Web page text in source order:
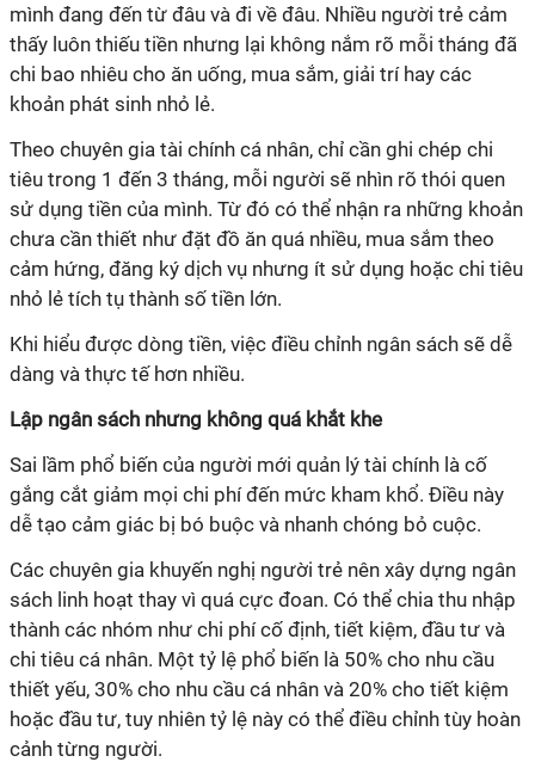
mình đang đến từ đâu và đi về đâu. Nhiều người trẻ cảm
thấy luôn thiếu tiền nhưng lại không nắm rõ mỗi tháng đã
chi bao nhiêu cho ăn uống, mua sắm, giải trí hay các
khoản phát sinh nhỏ lẻ.
Theo chuyên gia tài chính cá nhân, chỉ cần ghi chép chi
tiêu trong 1 đến 3 tháng, mỗi người sẽ nhìn rõ thói quen
sử dụng tiền của mình. Từ đó có thể nhận ra những khoản
chưa cần thiết như đặt đồ ăn quá nhiều, mua sắm theo
cảm hứng, đăng ký dịch vụ nhưng ít sử dụng hoặc chi tiêu
nhỏ lẻ tích tụ thành số tiền lớn.
Khi hiểu được dòng tiền, việc điều chỉnh ngân sách sẽ dễ
dàng và thực tế hơn nhiều.
Lập ngân sách nhưng không quá khắt khe
Sai lầm phổ biến của người mới quản lý tài chính là cố
gắng cắt giảm mọi chi phí đến mức kham khổ. Điều này
dễ tạo cảm giác bị bó buộc và nhanh chóng bỏ cuộc.
Các chuyên gia khuyến nghị người trẻ nên xây dựng ngân
sách linh hoạt thay vì quá cực đoan. Có thể chia thu nhập
thành các nhóm như chi phí cố định, tiết kiệm, đầu tư và
chi tiêu cá nhân. Một tỷ lệ phổ biến là 50% cho nhu cầu
thiết yếu, 30% cho nhu cầu cá nhân và 20% cho tiết kiệm
hoặc đầu tư, tuy nhiên tỷ lệ này có thể điều chỉnh tùy hoàn
cảnh từng người.